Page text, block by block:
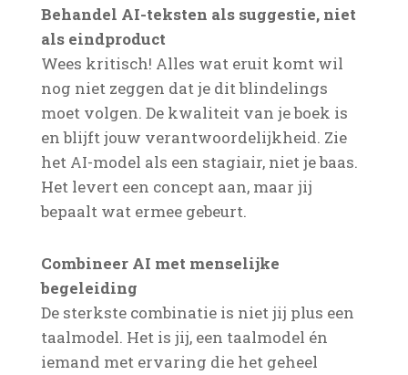
Behandel AI-teksten als suggestie, niet
als eindproduct
Wees kritisch! Alles wat eruit komt wil
nog niet zeggen dat je dit blindelings
moet volgen. De kwaliteit van je boek is
en blijft jouw verantwoordelijkheid. Zie
het AI-model als een stagiair, niet je baas.
Het levert een concept aan, maar jij
bepaalt wat ermee gebeurt.
Combineer AI met menselijke
begeleiding
De sterkste combinatie is niet jij plus een
taalmodel. Het is jij, een taalmodel én
iemand met ervaring die het geheel